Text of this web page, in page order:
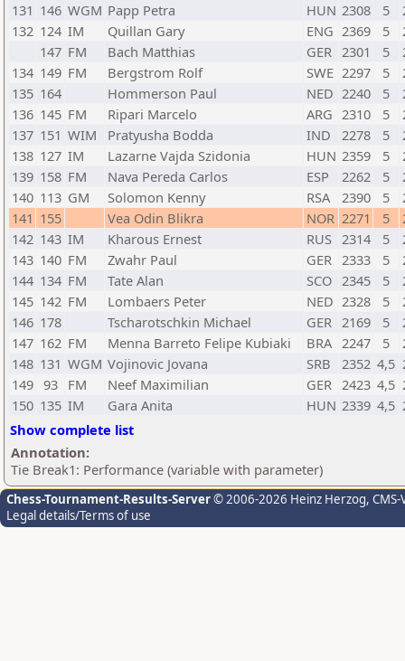
131 146 WGM Papp Petra HUN 2308 5
132 124 IM Quillan Gary ENG 2369 5
147 FM Bach Matthias GER 2301 5
134 149 FM Bergstrom Rolf SWE 2297 5
135 164 Hommerson Paul NED 2240 5
136 145 FM Ripari Marcelo ARG 2310 5
137 151 WIM Pratyusha Bodda IND 2278 5
138 127 IM Lazarne Vajda Szidonia HUN 2359 5
139 158 FM Nava Pereda Carlos ESP 2262 5
140 113 GM Solomon Kenny RSA 2390 5
141 155 Vea Odin Blikra NOR 2271 5
142 143 IM Kharous Ernest RUS 2314 5
143 140 FM Zwahr Paul GER 2333 5
144 134 FM Tate Alan SCO 2345 5
145 142 FM Lombaers Peter NED 2328 5
146 178 Tscharotschkin Michael GER 2169 5
147 162 FM Menna Barreto Felipe Kubiaki BRA 2247 5
148 131 WGM Vojinovic Jovana SRB 2352 4,5
149 93 FM Neef Maximilian GER 2423 4,5
150 135 IM Gara Anita HUN 2339 4,5
Show complete list
Annotation:
Tie Break1: Performance (variable with parameter)
Chess-Tournament-Results-Server© 2006-2026 Heinz Herzog,
Legal details/Terms of use